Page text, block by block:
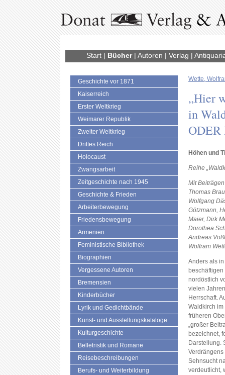
Start| Bücher| Autoren | Verlag |
Geschichte vor 1871
Kaiserreich
Erster Weltkrieg
Weimarer Republik
Zweiter Weltkrieg
Drittes Reich
Holocaust
Zwangsarbeit
Zeitgeschichte nach 1945
Geschichte & Frieden
Arbeiterbewegung
Friedensbewegung
Armenien
Feministische Bibliothek
Biographien
Vergessene Autoren
Bremensien
Kinderbücher
Lyrik und Gedichtbände
Kunst- und Ausstellungskataloge
Kulturgeschichte
Belletristik und Romane
Reisebeschreibungen
Berufs- und Weiterbildung
Wette,
„Hier
in
ODER
Höhen und
Reihe
Mit
Thomas
Wolfgang
Götzmann,
Maier, Dirk
Dorothea
Andreas
Wolfram
Anders als
nordöstlich
vielen
Herrschaft.
Waldkirch
früheren
„großer
bezeichnet,
Darstellung.
Verdrängens
Sehnsucht
verdeutlicht,